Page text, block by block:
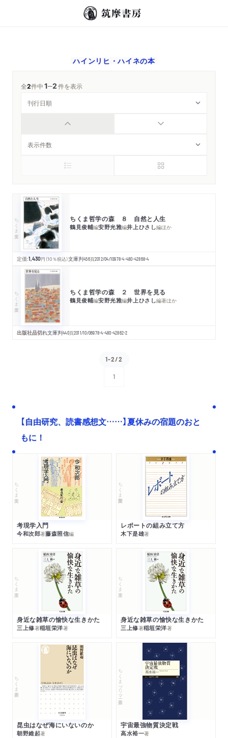
ハインリヒ・ハイネの本
全2件中1─2件を表示
ちくま文庫 ちくま哲学の森 ８ 自然と人生
鶴見俊輔編安野光雅編井上ひさし編ほか
定価:1,430円 （10％税込）文庫判456頁2012/04/10978-4-480-42868-4
ちくま文庫 ちくま哲学の森 ２ 世界を見る
鶴見俊輔編安野光雅編井上ひさし編著ほか
出版社品切れ文庫判440頁2011/10/06978-4-480-42862-2
1-2/2
1
【自由研究、読書感想文……】夏休みの宿題のおと
もに！
ちくま文庫
考現学入門
今和次郎著藤森照信編
ちくま学芸文庫
レポートの組み立て方
木下是雄著
ちくま文庫
身近な雑草の愉快な生きかた
三上修著稲垣栄洋著
ちくま文庫
身近な雑草の愉快な生きかた
三上修著稲垣栄洋著
ちくま新書
昆虫はなぜ海にいないのか
朝野維起著
ちくまプリマー新書
宇宙最強物質決定戦
高水裕一著